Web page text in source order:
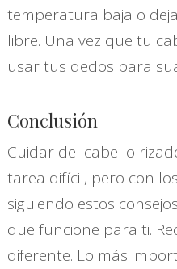
temperatura baja o
libre. Una vez que tu
usar tus dedos para
Conclusión
Cuidar del cabello
tarea difícil, pero con
siguiendo estos
que funcione para ti.
diferente. Lo más